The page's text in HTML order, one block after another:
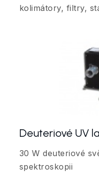
kolimátory, filtry,
Deuteriové UV
30 W deuteriové
spektroskopii